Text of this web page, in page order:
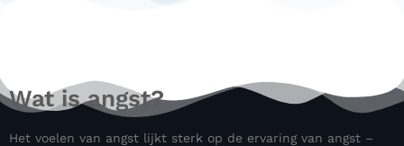
Wat is angst?
Het voelen van angst lijkt sterk op de ervaring van angst –